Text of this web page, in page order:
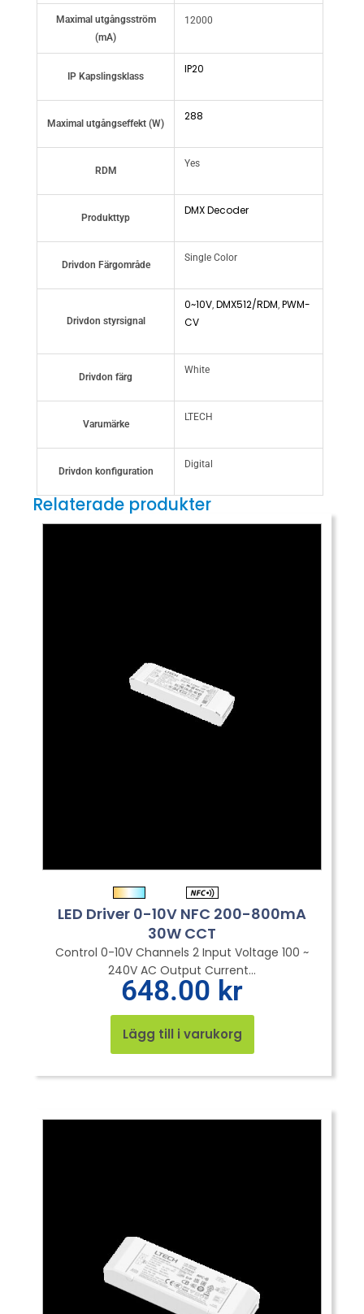
Maximal utgångsström
(mA)
12000
IP Kapslingsklass
IP20
Maximal utgångseffekt (W)
288
RDM
Yes
Produkttyp
DMX Decoder
Drivdon Färgområde
Single Color
Drivdon styrsignal
0~10V, DMX512/RDM, PWM-
CV
Drivdon färg
White
Varumärke
LTECH
Drivdon konfiguration
Digital
Relaterade produkter
LED Driver 0-10V NFC 200-800mA
30W CCT
Control 0-10V Channels 2 Input Voltage 100 ~
240V AC Output Current...
648.00 kr
Lägg till i varukorg